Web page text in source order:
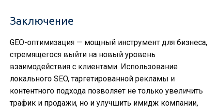
Заключение
GEO-оптимизация — мощный инструмент для бизнеса,
стремящегося выйти на новый уровень
взаимодействия с клиентами. Использование
локального SEO, таргетированной рекламы и
контентного подхода позволяет не только увеличить
трафик и продажи, но и улучшить имидж компании,